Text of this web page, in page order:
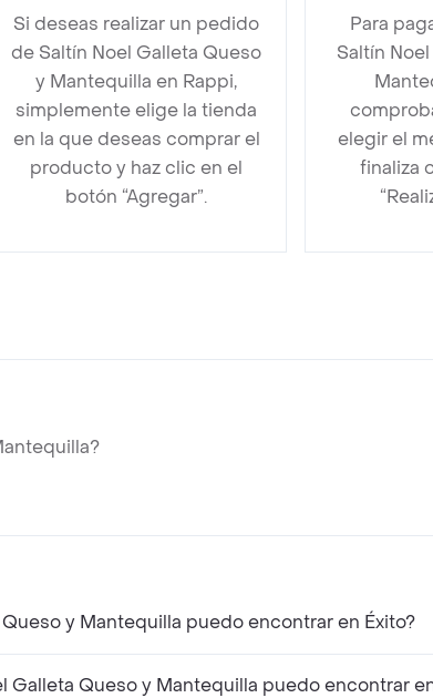
Si deseas realizar un pedido
de Saltín Noel Galleta Queso
y Mantequilla en Rappi,
simplemente elige la tienda
en la que deseas comprar el
producto y haz clic en el
botón “Agregar”.
Para
Saltín
elegir el
finaliza
y Mantequilla puedo encontrar en Éxito?
Queso y Mantequilla puedo encontrar